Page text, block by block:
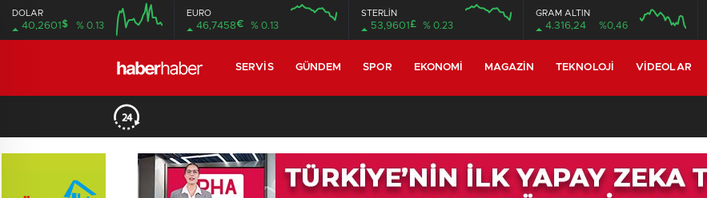
DOLAR
40,2601 $ % 0.13
EURO
46,7458€ % 0.13
STERLİN
53,9601 £ % 0.23
GRAM ALTIN
4.316,24 %0,46
SERVIS GÜNDEM SPOR EKONOMI MAGAZIN TEKNOLOJI VIDEOLAR